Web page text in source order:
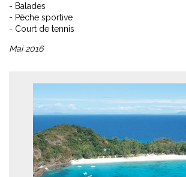
- Balades
- Pêche sportive
- Court de tennis
Mai 2016